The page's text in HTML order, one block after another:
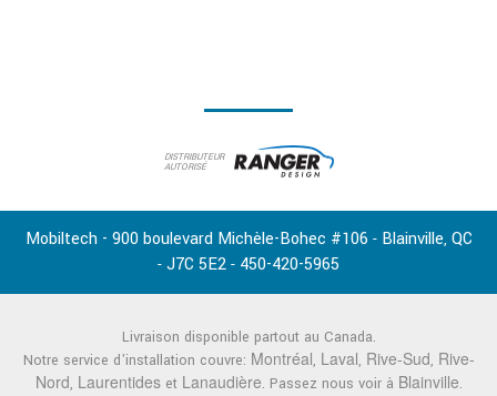
DISTRIBUTEUR
AUTORISÉ
Mobiltech - 900 boulevard Michèle-Bohec #106 - Blainville, QC
- J7C 5E2 - 450-420-5965
Livraison disponible partout au Canada.
Notre service d'installation couvre: Montréal, Laval, Rive-Sud, Rive-
Nord, Laurentideset Lanaudière. Passez nous voir à Blainville.